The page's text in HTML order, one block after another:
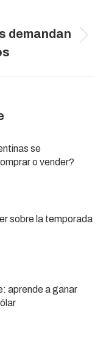
demandan
se
o vender?
sobre la temporada
aprende a ganar